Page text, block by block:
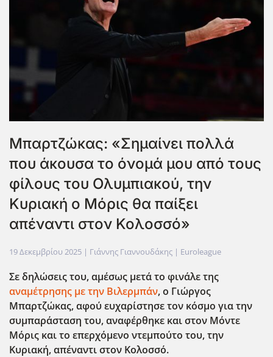
Μπαρτζώκας: «Σημαίνει πολλά
που άκουσα το όνομά μου από τους
φίλους του Ολυμπιακού, την
Κυριακή ο Μόρις θα παίξει
απέναντι στον Κολοσσό»
19 Δεκεμβρίου 2025 | Γιάννης Γιαννουδάκης | Euroleague
Σε δηλώσεις του, αμέσως μετά το φινάλε της
αναμέτρησης με την Βιλερμπάν, ο Γιώργος
Μπαρτζώκας, αφού ευχαρίστησε τον κόσμο για την
συμπαράσταση του, αναφέρθηκε και στον Μόντε
Μόρις και το επερχόμενο ντεμπούτο του, την
Κυριακή, απέναντι στον Κολοσσό.